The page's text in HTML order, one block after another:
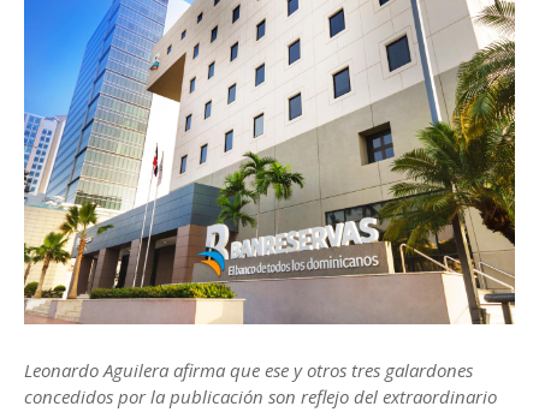
Leonardo Aguilera afirma que ese y otros tres galardones
concedidos por la publicación son reflejo del extraordinario